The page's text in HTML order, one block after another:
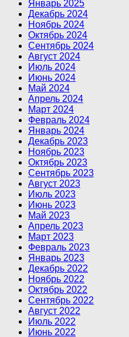
Январь 2025
Декабрь 2024
Ноябрь 2024
Октябрь 2024
Сентябрь 2024
Август 2024
Июль 2024
Июнь 2024
Май 2024
Апрель 2024
Март 2024
Февраль 2024
Январь 2024
Декабрь 2023
Ноябрь 2023
Октябрь 2023
Сентябрь 2023
Август 2023
Июль 2023
Июнь 2023
Май 2023
Апрель 2023
Март 2023
Февраль 2023
Январь 2023
Декабрь 2022
Ноябрь 2022
Октябрь 2022
Сентябрь 2022
Август 2022
Июль 2022
Июнь 2022